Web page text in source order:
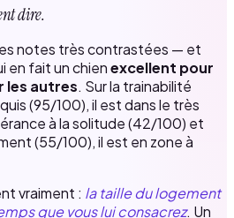
dire.
notes très contrastées — et
en fait un chienexcellent pour
les autres. Sur la trainabilité
(95/100), il est dans le très
à la solitude (42/100) et
(55/100), il est en zone à
vraiment : la taille du logement
que vous lui consacrez. Un